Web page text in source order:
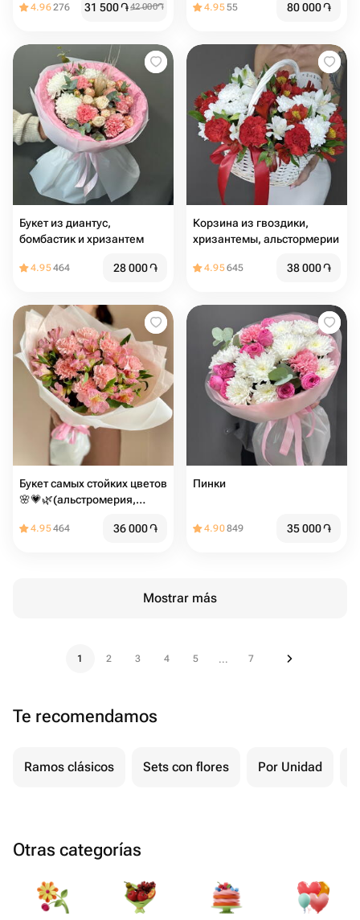
4.96276 31 500֏42 000֏ 4.9555 80 000֏
Букет из диантус,
бомбастик и хризантем
4.95464 28 000֏
Корзина из гвоздики,
хризантемы, альстормерии
4.95645 38 000֏
Букет самых стойких цветов
🌸💗🌿(альстромерия,
4.95464 36 000֏
Пинки
4.90849 35 000֏
Mostrar más
1 2 3 4 5 ... 7
Te recomendamos
Ramos clásicos Sets con flores Por Unidad
Otras categorías